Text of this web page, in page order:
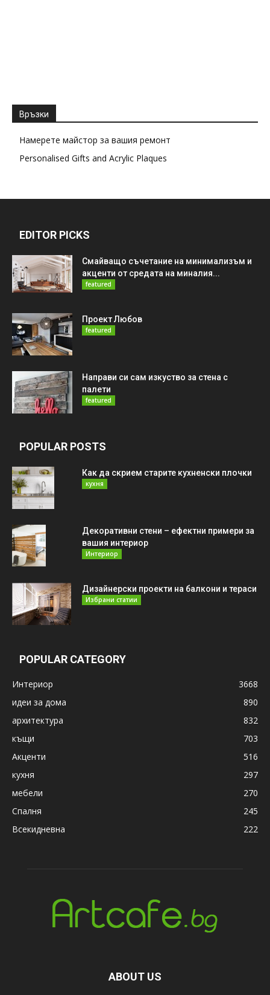
Връзки
Намерете майстор за вашия ремонт
Personalised Gifts and Acrylic Plaques
EDITOR PICKS
Смайващо съчетание на минимализъм и
акценти от средата на миналия...
featured
Проект Любов
featured
Направи си сам изкуство за стена с
палети
featured
POPULAR POSTS
Как да скрием старите кухненски плочки
кухня
Декоративни стени – ефектни примери за
вашия интериор
Интериор
Дизайнерски проекти на балкони и тераси
Избрани статии
POPULAR CATEGORY
Интериор
3668
идеи за дома
890
архитектура
832
къщи
703
Акценти
516
кухня
297
мебели
270
Спалня
245
Всекидневна
222
ABOUT US